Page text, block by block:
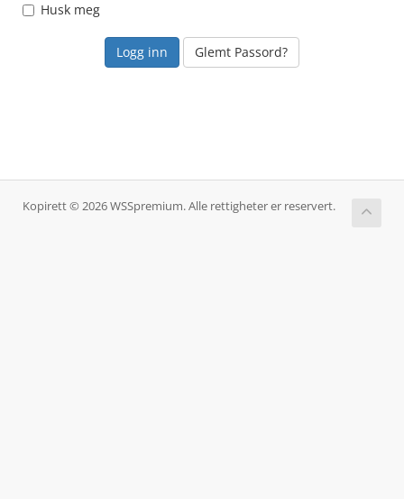
Husk meg
Glemt Passord?
Kopirett © 2026 WSSpremium. Alle rettigheter er reservert.